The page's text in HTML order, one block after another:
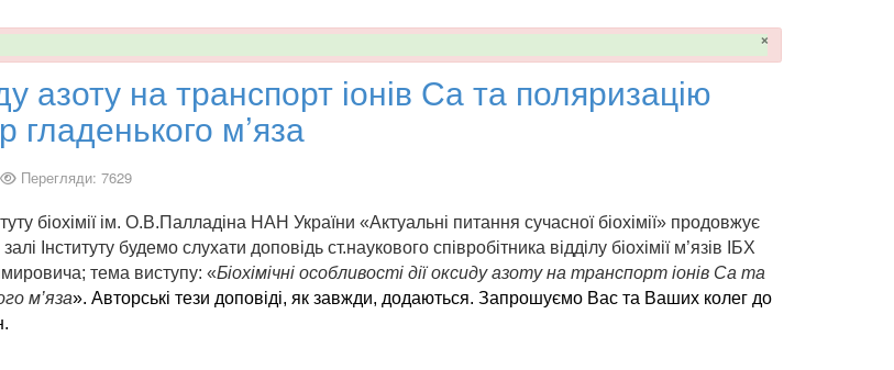
×
азоту на транспорт іонів Са та поляризацію
гладенького м’яза
Перегляди: 7629
біохімії ім.О.В.Палладіна НАН України «Актуальні питання сучасної біохімії» продовжує
Інституту будемо слухати доповідь ст.наукового співробітника відділу біохімії м’язів ІБХ
; тема виступу: «Біохімічні особливості дії оксиду азотуна транспорт іонів Са та
м’яза». Авторські тези доповіді, як завжди, додаються. Запрошуємо Вас та Ваших колег до